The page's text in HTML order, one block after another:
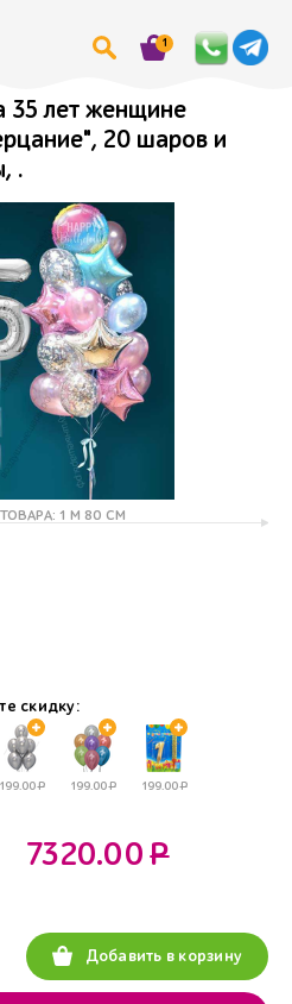
1
35 лет женщине
20 шаров и
.
1 М 80 СМ
скидку:
199.00Р 199.00Р 199.00Р
7320.00Р
Добавить в корзину